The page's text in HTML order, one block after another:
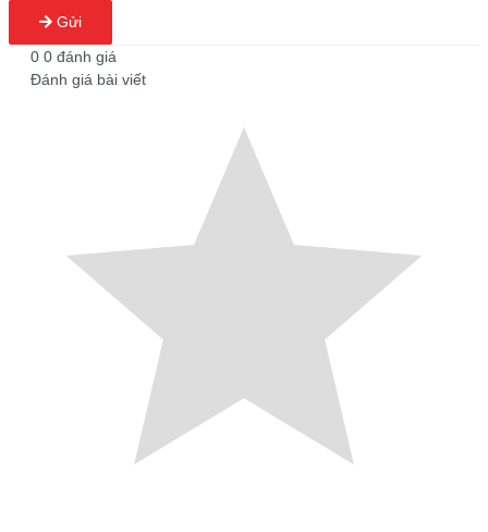
Gửi
0 0 đánh giá
Đánh giá bài viết